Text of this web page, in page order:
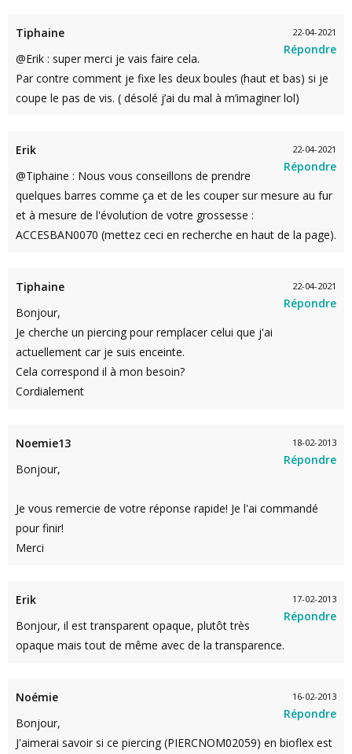
22-04-2021
Répondre
Tiphaine
@Erik : super merci je vais faire cela.
Par contre comment je fixe les deux boules (haut et bas) si je
coupe le pas de vis. ( désolé j’ai du mal à m’imaginer lol)
22-04-2021
Répondre
Erik
@Tiphaine : Nous vous conseillons de prendre
quelques barres comme ça et de les couper sur mesure au fur
et à mesure de l'évolution de votre grossesse :
ACCESBAN0070 (mettez ceci en recherche en haut de la page).
22-04-2021
Répondre
Tiphaine
Bonjour,
Je cherche un piercing pour remplacer celui que j'ai
actuellement car je suis enceinte.
Cela correspond il à mon besoin?
Cordialement
18-02-2013
Répondre
Noemie13
Bonjour,
Je vous remercie de votre réponse rapide! Je l'ai commandé
pour finir!
Merci
17-02-2013
Répondre
Erik
Bonjour, il est transparent opaque, plutôt très
opaque mais tout de même avec de la transparence.
16-02-2013
Répondre
Noémie
Bonjour,
J'aimerai savoir si ce piercing (PIERCNOM02059) en bioflex est